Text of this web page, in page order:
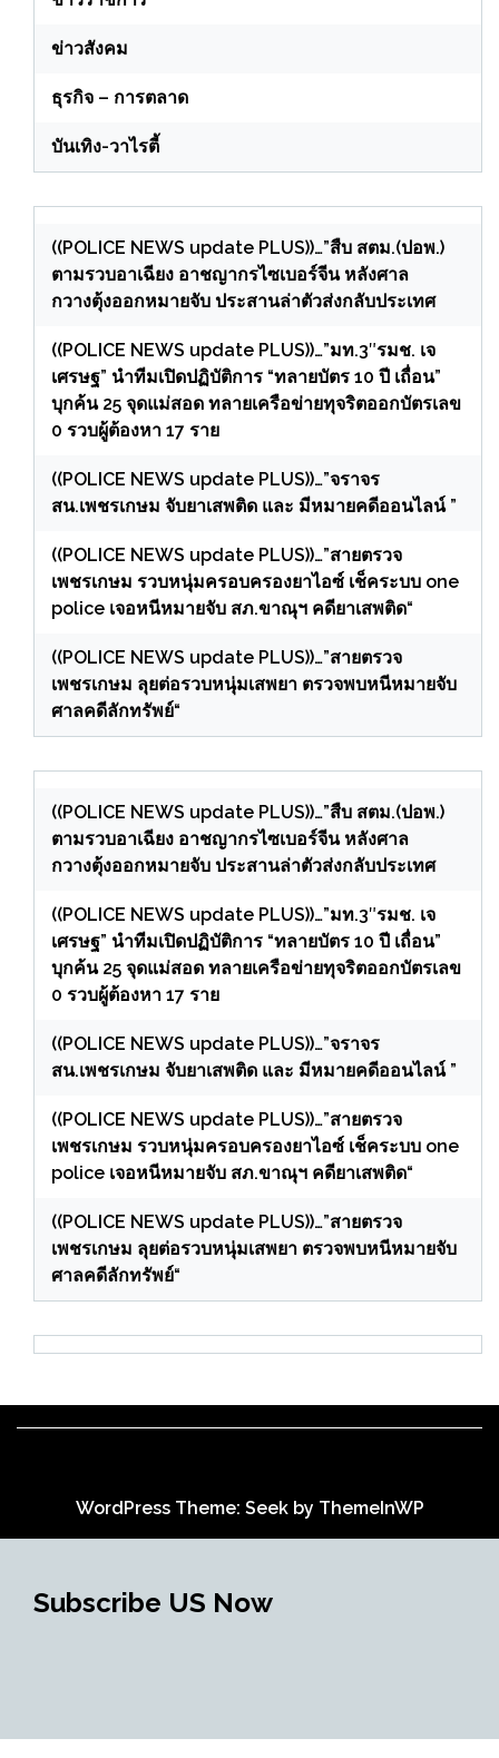
ข่าวสังคม
ธุรกิจ – การตลาด
บันเทิง-วาไรตี้
((POLICE NEWS update PLUS))…”สืบ สตม.(ปอพ.)
ตามรวบอาเฉียง อาชญากรไซเบอร์จีน หลังศาล
กวางตุ้งออกหมายจับ ประสานล่าตัวส่งกลับประเทศ
((POLICE NEWS update PLUS))…”มท.3″รมช. เจ
เศรษฐ” นำทีมเปิดปฏิบัติการ “ทลายบัตร 10 ปี เถื่อน”
บุกค้น 25 จุดแม่สอด ทลายเครือข่ายทุจริตออกบัตรเลข
0 รวบผู้ต้องหา 17 ราย
((POLICE NEWS update PLUS))…”จราจร
สน.เพชรเกษม จับยาเสพติด และ มีหมายคดีออนไลน์ ”
((POLICE NEWS update PLUS))…”สายตรวจ
เพชรเกษม รวบหนุ่มครอบครองยาไอซ์ เช็คระบบ one
police เจอหนีหมายจับ สภ.ขาณุฯ คดียาเสพติด“
((POLICE NEWS update PLUS))…”สายตรวจ
เพชรเกษม ลุยต่อรวบหนุ่มเสพยา ตรวจพบหนีหมายจับ
ศาลคดีลักทรัพย์“
((POLICE NEWS update PLUS))…”สืบ สตม.(ปอพ.)
ตามรวบอาเฉียง อาชญากรไซเบอร์จีน หลังศาล
กวางตุ้งออกหมายจับ ประสานล่าตัวส่งกลับประเทศ
((POLICE NEWS update PLUS))…”มท.3″รมช. เจ
เศรษฐ” นำทีมเปิดปฏิบัติการ “ทลายบัตร 10 ปี เถื่อน”
บุกค้น 25 จุดแม่สอด ทลายเครือข่ายทุจริตออกบัตรเลข
0 รวบผู้ต้องหา 17 ราย
((POLICE NEWS update PLUS))…”จราจร
สน.เพชรเกษม จับยาเสพติด และ มีหมายคดีออนไลน์ ”
((POLICE NEWS update PLUS))…”สายตรวจ
เพชรเกษม รวบหนุ่มครอบครองยาไอซ์ เช็คระบบ one
police เจอหนีหมายจับ สภ.ขาณุฯ คดียาเสพติด“
((POLICE NEWS update PLUS))…”สายตรวจ
เพชรเกษม ลุยต่อรวบหนุ่มเสพยา ตรวจพบหนีหมายจับ
ศาลคดีลักทรัพย์“
WordPress Theme: Seek by ThemeInWP
Subscribe US Now